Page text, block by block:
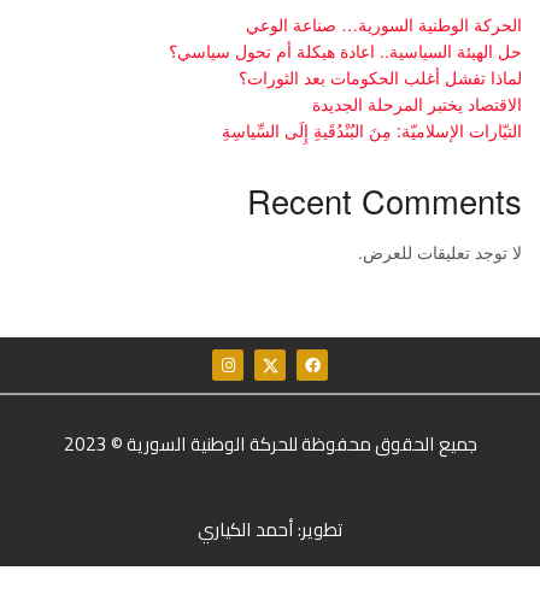
الحركة الوطنية السورية… صناعة الوعي
حل الهيئة السياسية.. اعادة هيكلة أم تحول سياسي؟
لماذا تفشل أغلب الحكومات بعد الثورات؟
الاقتصاد يختبر المرحلة الجديدة
التيّارات الإسلاميّة: مِنَ البُنْدُقَيةِ إِلَى السِّياسِةِ
Recent Comments
لا توجد تعليقات للعرض.
جميع الحقوق محفوظة للحركة الوطنية السورية © 2023
تطوير: أحمد الكياري